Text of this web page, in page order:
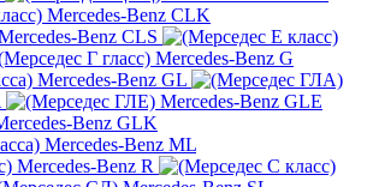
Mercedes-Benz CLK
Benz CLS
Mercedes-Benz G
Mercedes-Benz GL
Mercedes-Benz GLE
Benz GLK
Mercedes-Benz ML
Mercedes-Benz R